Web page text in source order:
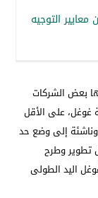
التوجيه
بعض الشركات
غوغل، على الأقل
إلى وضع حد
تطوير وطرح
اليد الطولى